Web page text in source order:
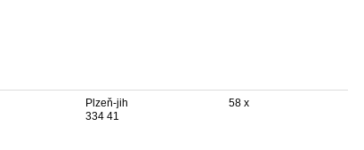
Plzeň-jih
334 41
58 x